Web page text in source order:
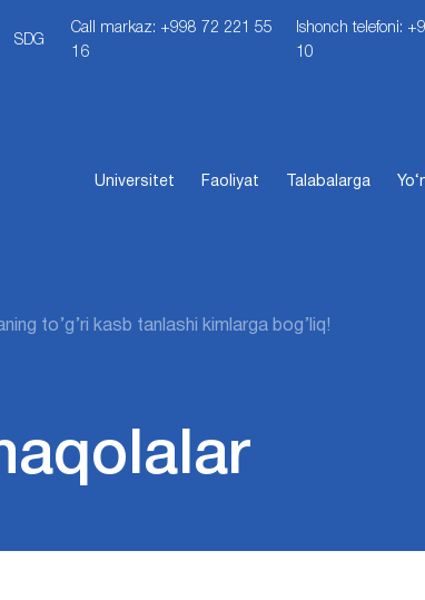
SDG
Call markaz: +998 72 221 55
16
Ishonch telefoni:
10
Universitet Faoliyat Talabalarga
to’g’ri kasb tanlashi kimlarga bog’liq!